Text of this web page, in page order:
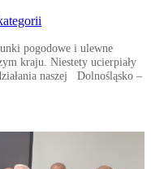
pogodowe i ulewne
kraju. Niestety ucierpiały
naszej Dolnośląsko –